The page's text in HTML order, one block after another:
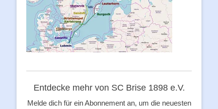
Entdecke mehr von SC Brise 1898 e.V.
Melde dich für ein Abonnement an, um die neuesten